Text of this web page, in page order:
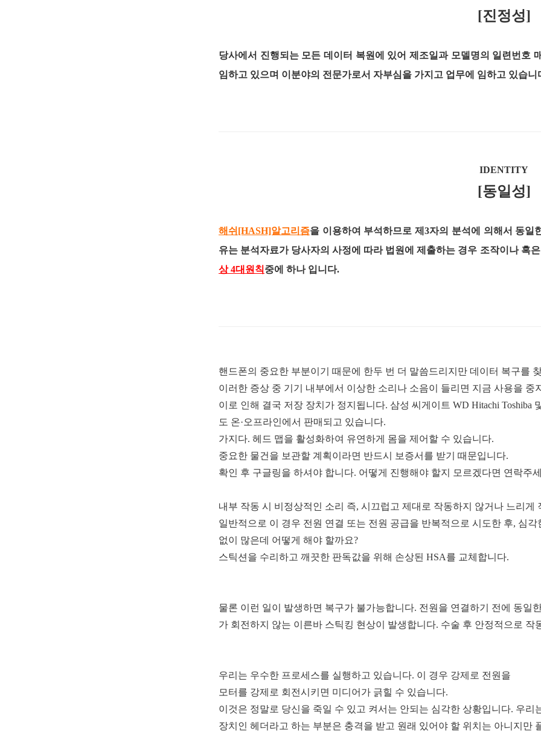
[진정성]
당사에서 진행되는 모든 데이터 복원에 있어 제조일과 모델명의 일련번호
임하고 있으며 이분야의 전문가로서 자부심을 가지고 업무에 임하고 있습니
IDENTITY
[동일성]
해쉬[HASH]알고리즘을 이용하여 부석하므로 제3자의 분석에 의해서 동
유는 분석자료가 당사자의 사정에 따라 법원에 제출하는 경우 조작이나 혹
상 4대원칙중에 하나 입니다.
핸드폰의 중요한 부분이기 때문에 한두 번 더 말씀드리지만 데이터 복구를
이러한 증상 중 기기 내부에서 이상한 소리나 소음이 들리면 지금 사용을 중
이로 인해 결국 저장 장치가 정지됩니다. 삼성 씨게이트 WD Hitachi Toshiba
도 온·오프라인에서 판매되고 있습니다.
가지다. 헤드 맵을 활성화하여 유연하게 몸을 제어할 수 있습니다.
중요한 물건을 보관할 계획이라면 반드시 보증서를 받기 때문입니다.
확인 후 구글링을 하셔야 합니다. 어떻게 진행해야 할지 모르겠다면 연락주
내부 작동 시 비정상적인 소리 즉, 시끄럽고 제대로 작동하지 않거나 느리게
일반적으로 이 경우 전원 연결 또는 전원 공급을 반복적으로 시도한 후, 심각
없이 많은데 어떻게 해야 할까요?
스틱션을 수리하고 깨끗한 판독값을 위해 손상된 HSA를 교체합니다.
물론 이런 일이 발생하면 복구가 불가능합니다. 전원을 연결하기 전에 동일
가 회전하지 않는 이른바 스틱킹 현상이 발생합니다. 수술 후 안정적으로 작
우리는 우수한 프로세스를 실행하고 있습니다. 이 경우 강제로 전원을
모터를 강제로 회전시키면 미디어가 긁힐 수 있습니다.
이것은 정말로 당신을 죽일 수 있고 켜서는 안되는 심각한 상황입니다. 우리
장치인 헤더라고 하는 부분은 충격을 받고 원래 있어야 할 위치는 아니지만